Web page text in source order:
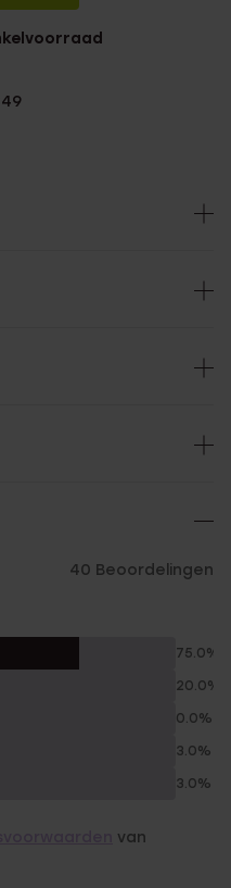
40 Beoordelingen
75.0%
20.0%
0.0%
3.0%
3.0%
van